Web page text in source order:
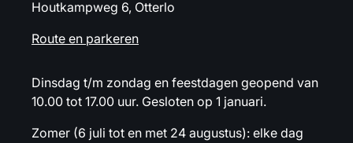
Houtkampweg 6, Otterlo
Route en parkeren
Dinsdag t/m zondag en feestdagen geopend van
10.00 tot 17.00 uur. Gesloten op 1 januari.
Zomer (6 juli tot en met 24 augustus): elke dag